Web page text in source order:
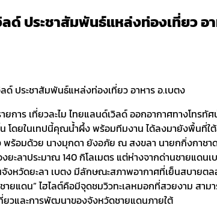
ด์ ประชาสัมพันธ์แหล่งท่องเที่ยว อ
ประชาสัมพันธ์แหล่งท่องเที่ยว อาหาร อ.เบตง
ร เที่ยวละไม ไทยแลนด์เวิลด์ ออกอากาศทางโทรทั
โดยในเทปนี้คุณน้ำผึ้ง พร้อมทีมงาน ได้ลงมายังพื้นที่
ร้อมด้วย นางมุกดา ยังอภัย ณ สงขลา นายกกิ่งกาชา
ะลาประมาณ 140 กิโลเมตร แต่ห่างจากด่านชายแดน
จังหวัดยะลา เบตง มีลักษณะสภาพอากาศที่เย็นสบา
แดน” ไฮไลต์คือมีจุดชมวิวทะเลหมอกที่สวยงาม สา
ยวและการพัฒนาของจังหวัดชายแดนภายใต้